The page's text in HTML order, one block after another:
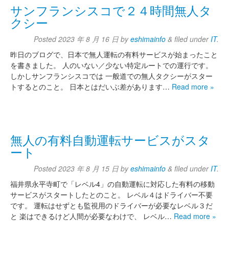
サンフランシスコで２４時間無人タ
クシー
Posted2023 年 8 月 16 日 byeshimainfo & filed under IT.
昨日のブログで、日本で無人運転の有料サービスが始まったこと
を書きました。 人のいない／少ない特定ルートでの運行です。
しかしサンフランシスコでは 一般道での無人タクシーがスター
トするとのこと。 日本とはだいぶ差があります… Read more »
無人の有料自動運転サービスがスタ
ート
Posted2023 年 8 月 15 日 byeshimainfo & filed under IT.
福井県永平寺町で「レベル4」の自動運転に対応した有料の移動
サービスがスタートしたとのこと。 レベル４はドライバー不要
です。 運転はせずとも監視用のドライバーが必要なレベル３だ
と 楽はできるけど人間が必要なわけで、 レベル… Read more »